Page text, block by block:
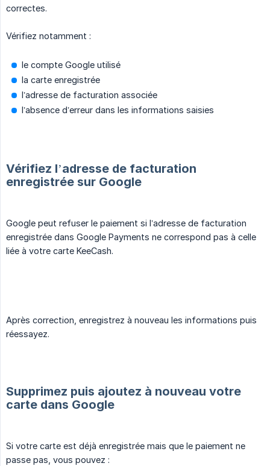
correctes.
Vérifiez notamment :
le compte Google utilisé
la carte enregistrée
l’adresse de facturation associée
l’absence d’erreur dans les informations saisies
Vérifiez l’adresse de facturation
enregistrée sur Google
Google peut refuser le paiement si l’adresse de facturation
enregistrée dans Google Payments ne correspond pas à celle
liée à votre carte KeeCash.
Après correction, enregistrez à nouveau les informations puis
réessayez.
Supprimez puis ajoutez à nouveau votre
carte dans Google
Si votre carte est déjà enregistrée mais que le paiement ne
passe pas, vous pouvez :